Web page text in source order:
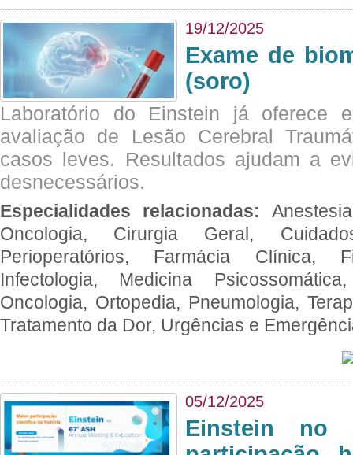
19/12/2025
Exame de
(soro)
Laboratório do Einstein já oferece
avaliação de Lesão Cerebral
casos leves. Resultados ajudam a
desnecessários.
Especialidades relacionadas:
Oncologia, Cirurgia Geral,
Perioperatórios, Farmácia Clínica,
Infectologia, Medicina
Oncologia, Ortopedia, Pneumologia,
Tratamento da Dor, Urgências e
05/12/2025
Einstein no